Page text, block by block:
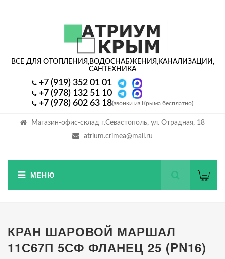
Магазин-офис-склад г.Севастополь, ул. Отрадная, 18
atrium.crimea@mail.ru
ВСЕ ДЛЯ ОТОПЛЕНИЯ,ВОДОСНАБЖЕНИЯ,КАНАЛИЗАЦИИ,
САНТЕХНИКА
+7 (919) 352 01 01
+7 (978) 132 51 10
+7 (978) 602 63 18(звонки из Крыма бесплатно)
КРАН ШАРОВОЙ МАРШАЛ
11С67П 5СФ ФЛАНЕЦ 25 (PN16)